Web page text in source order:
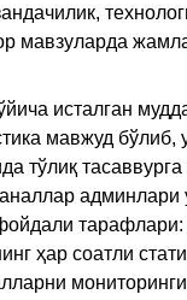
мавзуларда
исталган
мавжуд бўлиб,
тўлиқ
админлари
ҳар соатли